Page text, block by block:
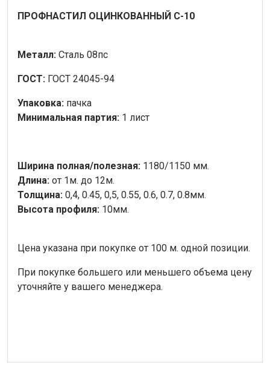
ПРОФНАСТИЛ ОЦИНКОВАННЫЙ С-10
Металл: Сталь 08пс
ГОСТ: ГОСТ 24045-94
Упаковка: пачка
Минимальная партия: 1 лист
Ширина полная/полезная: 1180/1150 мм.
Длина: от 1м. до 12м.
Толщина: 0,4, 0.45, 0,5, 0.55, 0.6, 0.7, 0.8мм.
Высота профиля: 10мм.
Цена указана при покупке от 100 м. одной позиции.
При покупке большего или меньшего объема цену
уточняйте у вашего менеджера.